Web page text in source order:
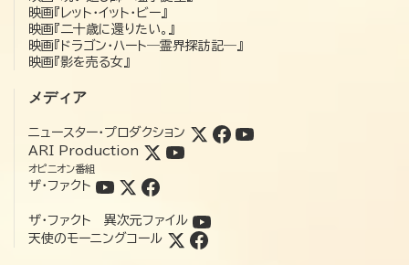
映画『レット・イット・ビー』
映画『二十歳に還りたい。』
映画『ドラゴン・ハート―霊界探訪記―』
映画『影を売る女』
メディア
ニュースター・プロダクション
ARI Production
オピニオン番組
ザ・ファクト
ザ・ファクト 異次元ファイル
天使のモーニングコール